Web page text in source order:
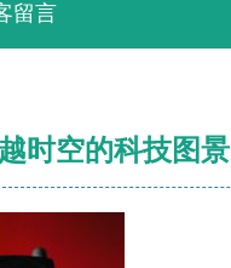
留言
时空的科技图景